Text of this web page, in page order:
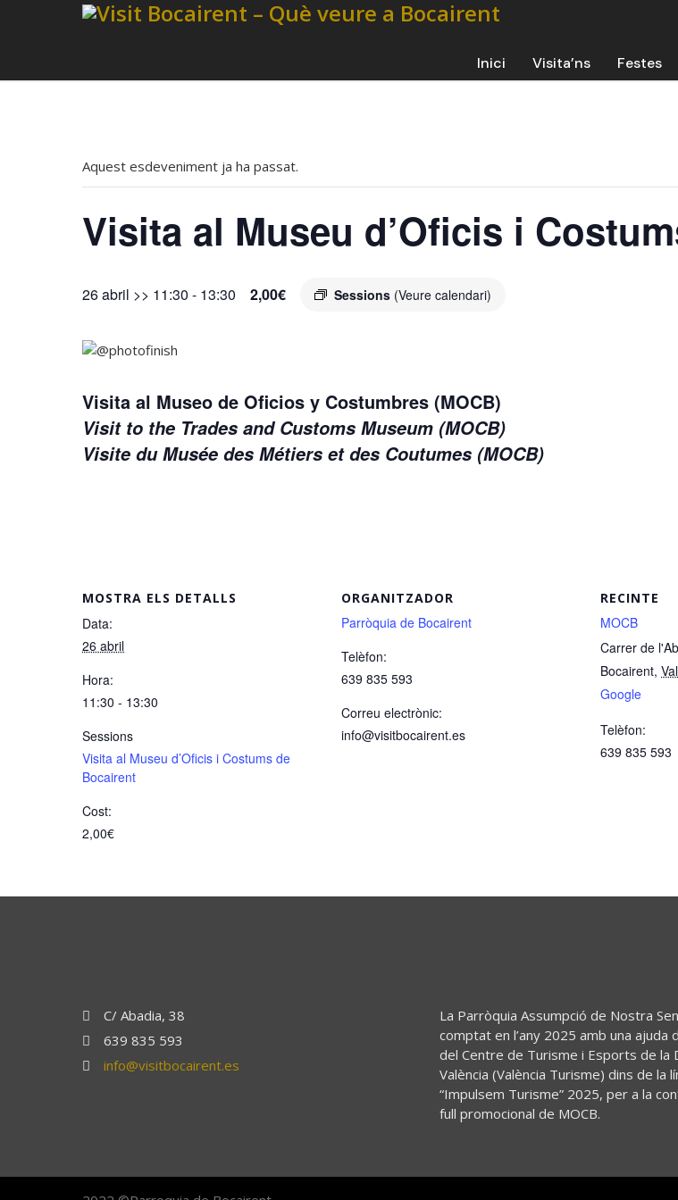
Inici Visita’ns Festes
Aquest esdeveniment ja ha passat.
Visita al Museu d’Oficis i
26 abril >> 11:30 - 13:30 Sessions (Veure calendari)
2,00€
Visita al Museo de Oficios y Costumbres (MOCB)
Visit to the Trades and Customs Museum (MOCB)
Visite du Musée des Métiers et des Coutumes (MOCB)
MOSTRA ELS DETALLS
Data:
26 abril
Hora:
11:30 - 13:30
Sessions
Visita al Museu d’Oficis i Costums de
Bocairent
Cost:
2,00€
ORGANITZADOR
Parròquia de Bocairent
Telèfon:
639 835 593
Correu electrònic:
info@visitbocairent.es
RECINTE
MOCB
Carrer de
Bocairent,
Google
Telèfon:
639 835 593
C/ Abadia, 38
639 835 593
info@visitbocairent.es
La Parròquia Assumpció de Nostra
comptat en l’any 2025 amb una ajuda
del Centre de Turisme i Esports de la
València (València Turisme) dins de la
“Impulsem Turisme” 2025, per a la
full promocional de MOCB.